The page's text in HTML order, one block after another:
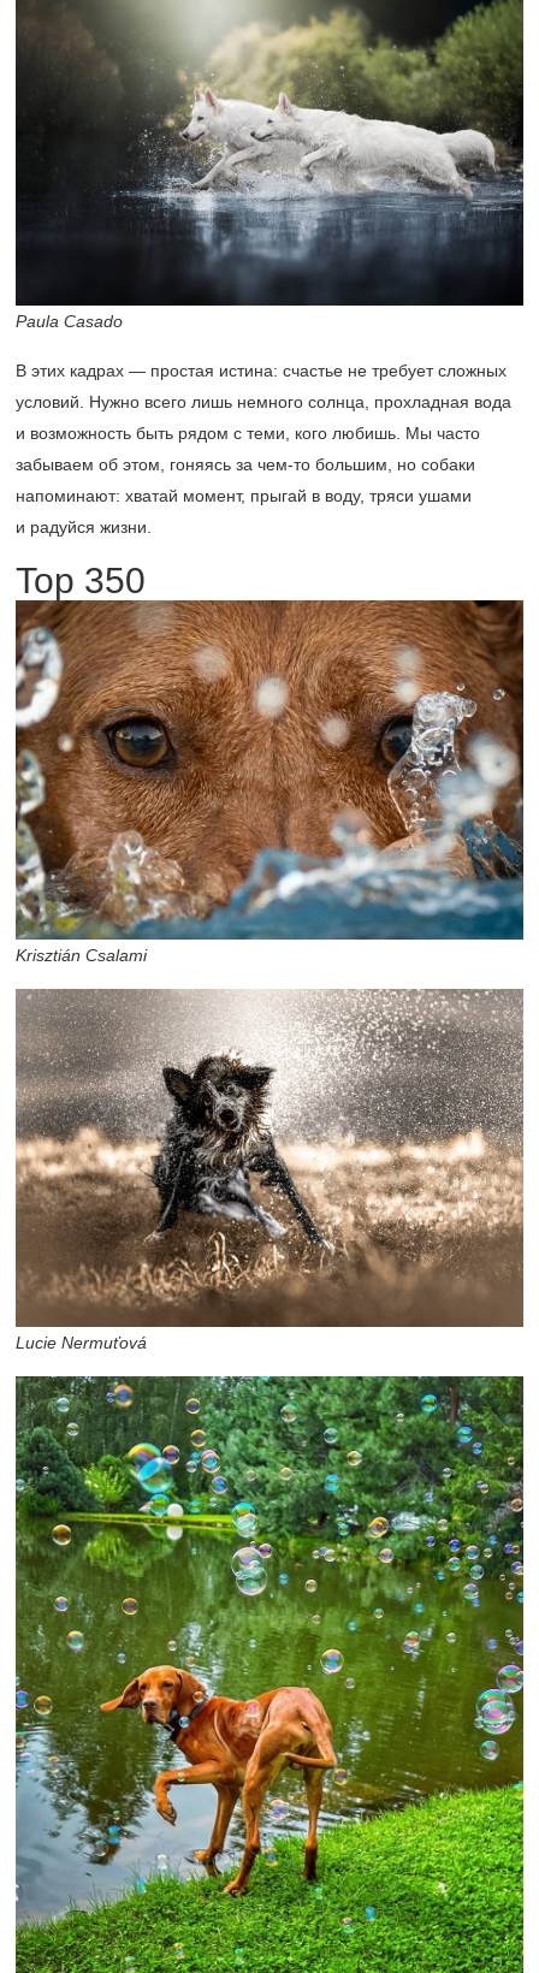
Paula Casado
В этих кадрах — простая истина: счастье не требует сложных
условий. Нужно всего лишь немного солнца, прохладная вода
и возможность быть рядом с теми, кого любишь. Мы часто
забываем об этом, гоняясь за чем-то большим, но собаки
напоминают: хватай момент, прыгай в воду, тряси ушами
и радуйся жизни.
Top 350
Krisztián Csalami
Lucie Nermuťová